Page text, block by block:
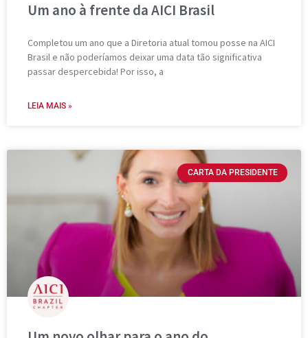
Um ano à frente da AICI Brasil
Completou um ano que a Diretoria atual tomou posse na AICI
Brasil e não poderíamos deixar uma data tão significativa
passar despercebida! Por isso, a
LEIA MAIS »
CARTA DA PRESIDENTE